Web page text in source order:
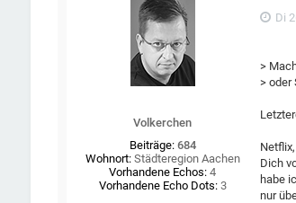
Volkerchen
Beiträge: 684
Wohnort:Städteregion Aachen
Vorhandene Echos: 4
Vorhandene Echo Dots:3
Di
>
> oder
Dich
habe
nur